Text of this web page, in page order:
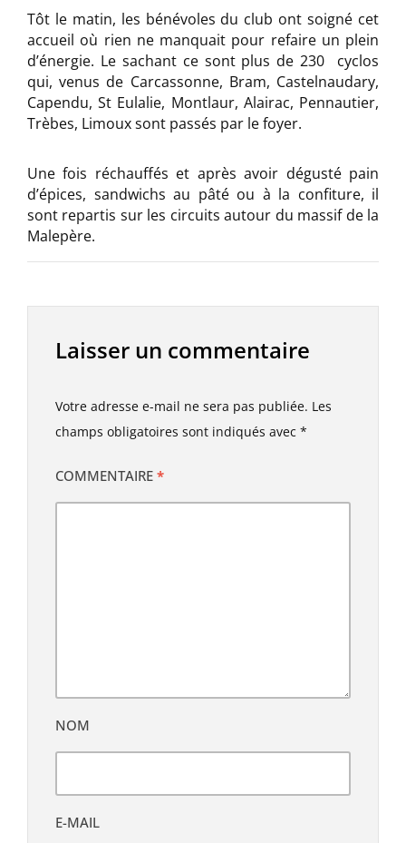
Tôt le matin, les bénévoles du club ont soigné cet
accueil où rien ne manquait pour refaire un plein
d’énergie. Le sachant ce sont plus de 230 cyclos
qui, venus de Carcassonne, Bram, Castelnaudary,
Capendu, St Eulalie, Montlaur, Alairac, Pennautier,
Trèbes, Limoux sont passés par le foyer.
Une fois réchauffés et après avoir dégusté pain
d’épices, sandwichs au pâté ou à la confiture, il
sont repartis sur les circuits autour du massif de la
Malepère.
Laisser un commentaire
Votre adresse e-mail ne sera pas publiée. Les
champs obligatoires sont indiqués avec *
COMMENTAIRE *
NOM
E-MAIL